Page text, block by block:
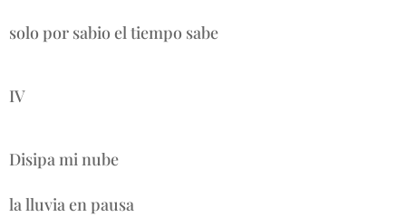
solo por sabio el tiempo sabe
IV
Disipa mi nube
la lluvia en pausa